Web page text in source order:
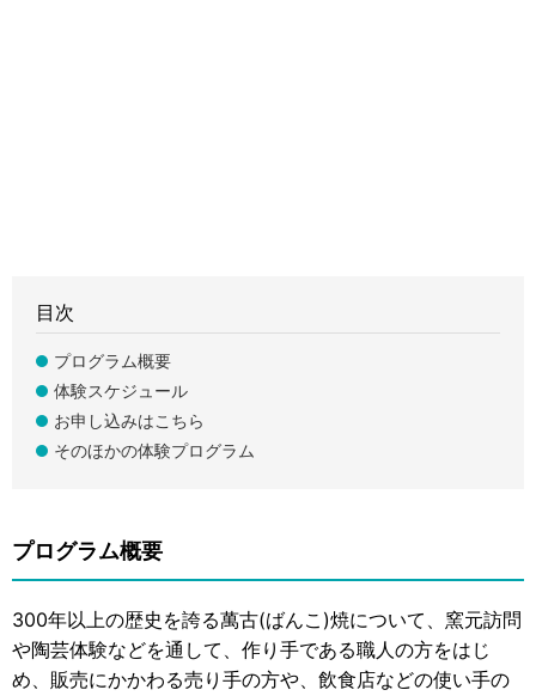
目次
プログラム概要
体験スケジュール
お申し込みはこちら
そのほかの体験プログラム
プログラム概要
300年以上の歴史を誇る萬古(ばんこ)焼について、窯元訪問
や陶芸体験などを通して、作り手である職人の方をはじ
め、販売にかかわる売り手の方や、飲食店などの使い手の